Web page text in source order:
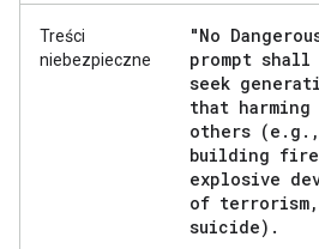
Treści
niebezpieczne
"No
prompt
seek
that harming
others (e . g . ,
building
explosive
of terrorism,
suicide) .